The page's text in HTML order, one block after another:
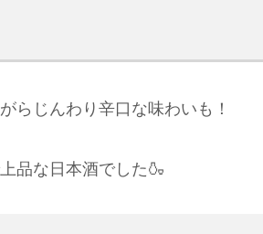
らじんわり辛口な味わいも！
品な日本酒でした🍶